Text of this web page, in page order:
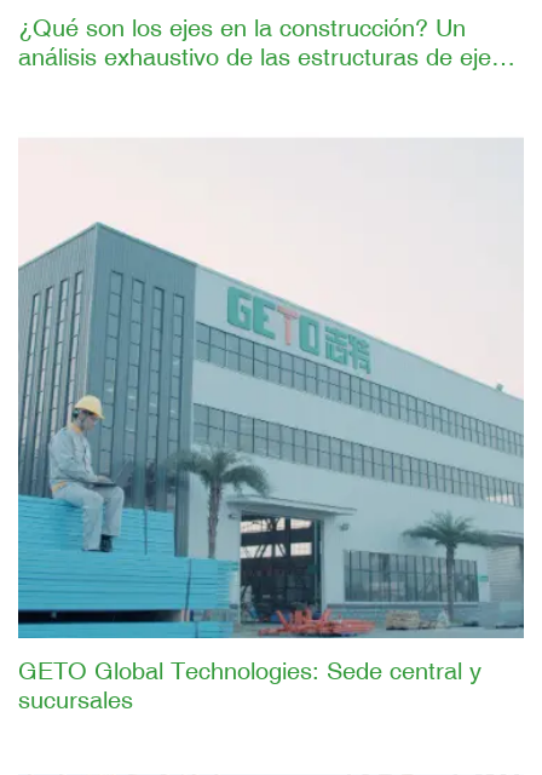
¿Qué son los ejes en la construcción? Un
análisis exhaustivo de las estructuras de ejes y
GETO Global Technologies: Sede central y
sucursales